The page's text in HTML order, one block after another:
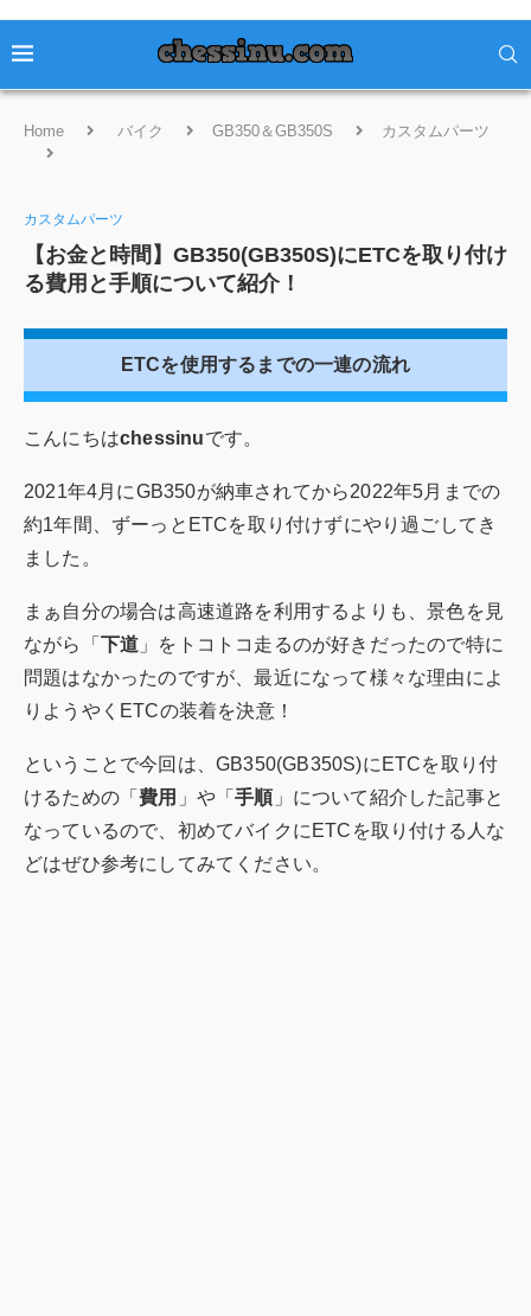
Home バイク GB350＆GB350S
カスタムパーツ
カスタムパーツ
【お金と時間】GB350(GB350S)にETCを取り付け
る費用と手順について紹介！
ETCを使用するまでの一連の流れ
こんにちはchessinuです。
2021年4月にGB350が納車されてから2022年5月までの
約1年間、ずーっとETCを取り付けずにやり過ごしてき
ました。
まぁ自分の場合は高速道路を利用するよりも、景色を見
ながら「 下道 」をトコトコ走るのが好きだったので特に
問題はなかったのですが、最近になって様々な理由によ
りようやくETCの装着を決意！
ということで今回は、GB350(GB350S)にETCを取り付
けるための「費用 」や「手順」について紹介した記事と
なっているので、初めてバイクにETCを取り付ける人な
どはぜひ参考にしてみてください。